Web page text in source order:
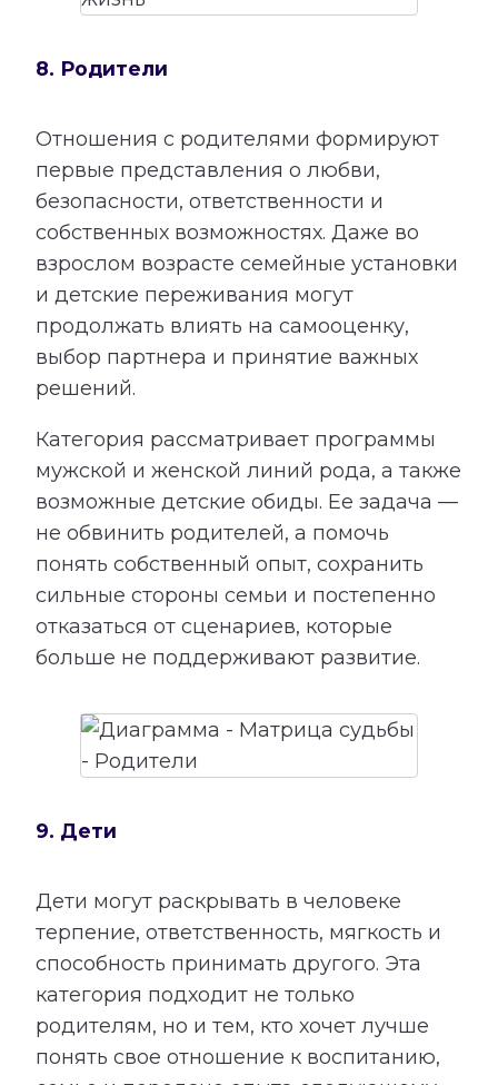
8. Родители
Отношения с родителями формируют
первые представления о любви,
безопасности, ответственности и
собственных возможностях. Даже во
взрослом возрасте семейные установки
и детские переживания могут
продолжать влиять на самооценку,
выбор партнера и принятие важных
решений.
Категория рассматривает программы
мужской и женской линий рода, а также
возможные детские обиды. Ее задача —
не обвинить родителей, а помочь
понять собственный опыт, сохранить
сильные стороны семьи и постепенно
отказаться от сценариев, которые
больше не поддерживают развитие.
9. Дети
Дети могут раскрывать в человеке
терпение, ответственность, мягкость и
способность принимать другого. Эта
категория подходит не только
родителям, но и тем, кто хочет лучше
понять свое отношение к воспитанию,